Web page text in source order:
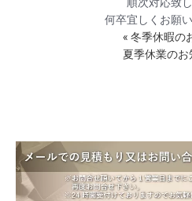
何卒宜しくお願い
« 冬季休暇の
夏季休業のお